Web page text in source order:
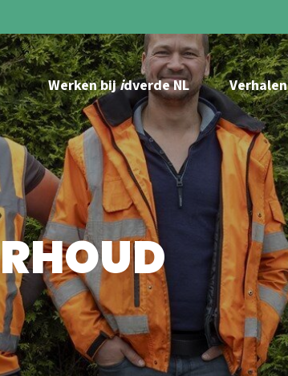
Werken bijidverde NL Verhalen